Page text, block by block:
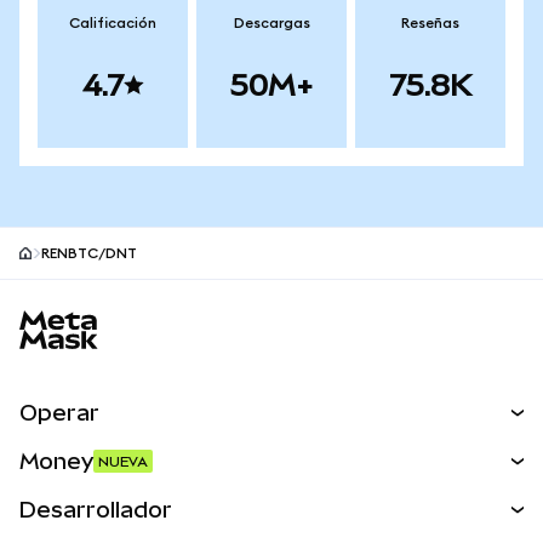
Calificación
4.7
Descargas
50M+
Reseñas
75.8K
RENBTC/DNT
Operar
Money NUEVA
Desarrollador